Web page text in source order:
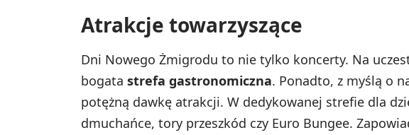
Atrakcje towarzyszące
Dni Nowego Żmigrodu to nie tylko koncerty. Na
bogata strefa gastronomiczna. Ponadto, z myślą o
potężną dawkę atrakcji. W dedykowanej strefie dla
dmuchańce, tory przeszkód czy Euro Bungee.